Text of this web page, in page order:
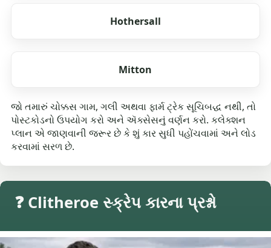
Hothersall
Mitton
જો તમારું ચોક્કસ ગામ, ગલી અથવા ફાર્મ ટ્રેક સૂચિબદ્ધ નથી, તો
પોસ્ટકોડનો ઉપયોગ કરો અને ઍક્સેસનું વર્ણન કરો. કલેક્શન
પ્લાન એ જાણવાની જરૂર છે કે શું કાર સુધી પહોંચવામાં અને લોડ
કરવામાં સરળ છે.
❓ Clitheroe સ્ક્રેપ કારના પ્રશ્નો